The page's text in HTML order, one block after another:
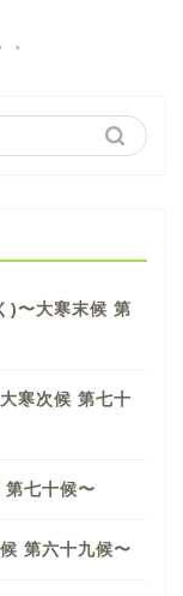
)〜大寒末候 第
寒次候 第七十
七十候〜
第六十九候〜